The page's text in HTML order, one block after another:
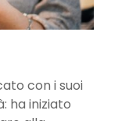
con i suoi
ha iniziato